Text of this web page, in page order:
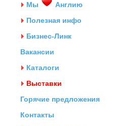
Мы
Англию
Полезная инфо
Бизнес-Линк
Вакансии
Каталоги
Выставки
Горячие предложения
Контакты